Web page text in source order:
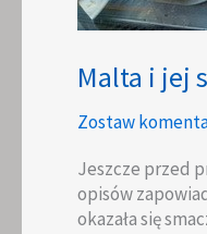
Malta i jej
Zostaw
Jeszcze przed
opisów
okazała się